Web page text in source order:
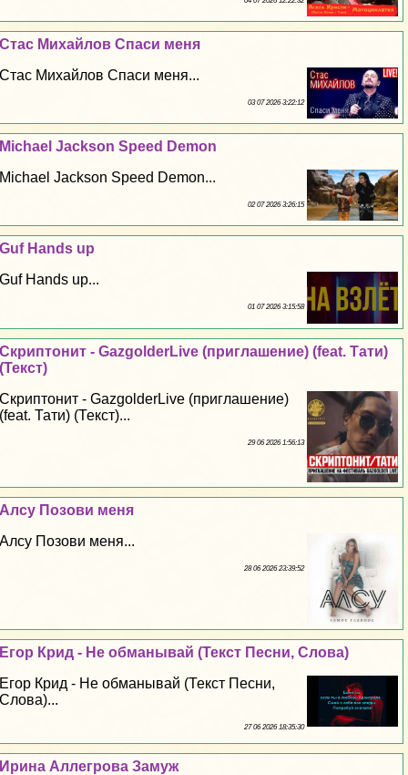
Стас Михайлов Спаси меня
Стас Михайлов Спаси меня...
03 07 2026 3:22:12
Michael Jackson Speed Demon
Michael Jackson Speed Demon...
02 07 2026 3:26:15
Guf Hands up
Guf Hands up...
01 07 2026 3:15:58
Скриптонит - GazgolderLive (приглашение) (feat. Тати)
(Текст)
Скриптонит - GazgolderLive (приглашение)
(feat. Тати) (Текст)...
29 06 2026 1:56:13
Алсу Позови меня
Алсу Позови меня...
28 06 2026 23:39:52
Егор Крид - Не обманывай (Текст Песни, Слова)
Егор Крид - Не обманывай (Текст Песни,
Слова)...
27 06 2026 18:35:30
Ирина Аллегрова Замуж